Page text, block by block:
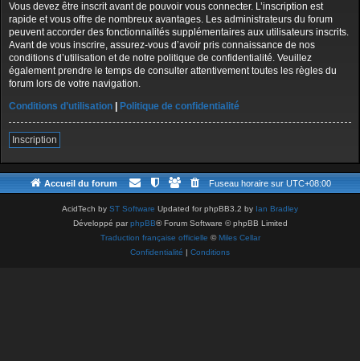
Vous devez être inscrit avant de pouvoir vous connecter. L’inscription est
rapide et vous offre de nombreux avantages. Les administrateurs du forum
peuvent accorder des fonctionnalités supplémentaires aux utilisateurs inscrits.
Avant de vous inscrire, assurez-vous d’avoir pris connaissance de nos
conditions d’utilisation et de notre politique de confidentialité. Veuillez
également prendre le temps de consulter attentivement toutes les règles du
forum lors de votre navigation.
Conditions d’utilisation
Politique de confidentialité
Inscription
Accueil du forum Fuseau horaire sur UTC+08:00
AcidTech by ST Software Updated for phpBB3.2 by Ian Bradley
Développé parphpBB® Forum Software © phpBB Limited
Traduction française officielle ©Miles Cellar
Confidentialité | Conditions